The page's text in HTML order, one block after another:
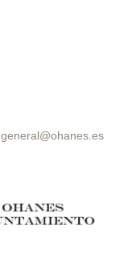
general@ohanes.es